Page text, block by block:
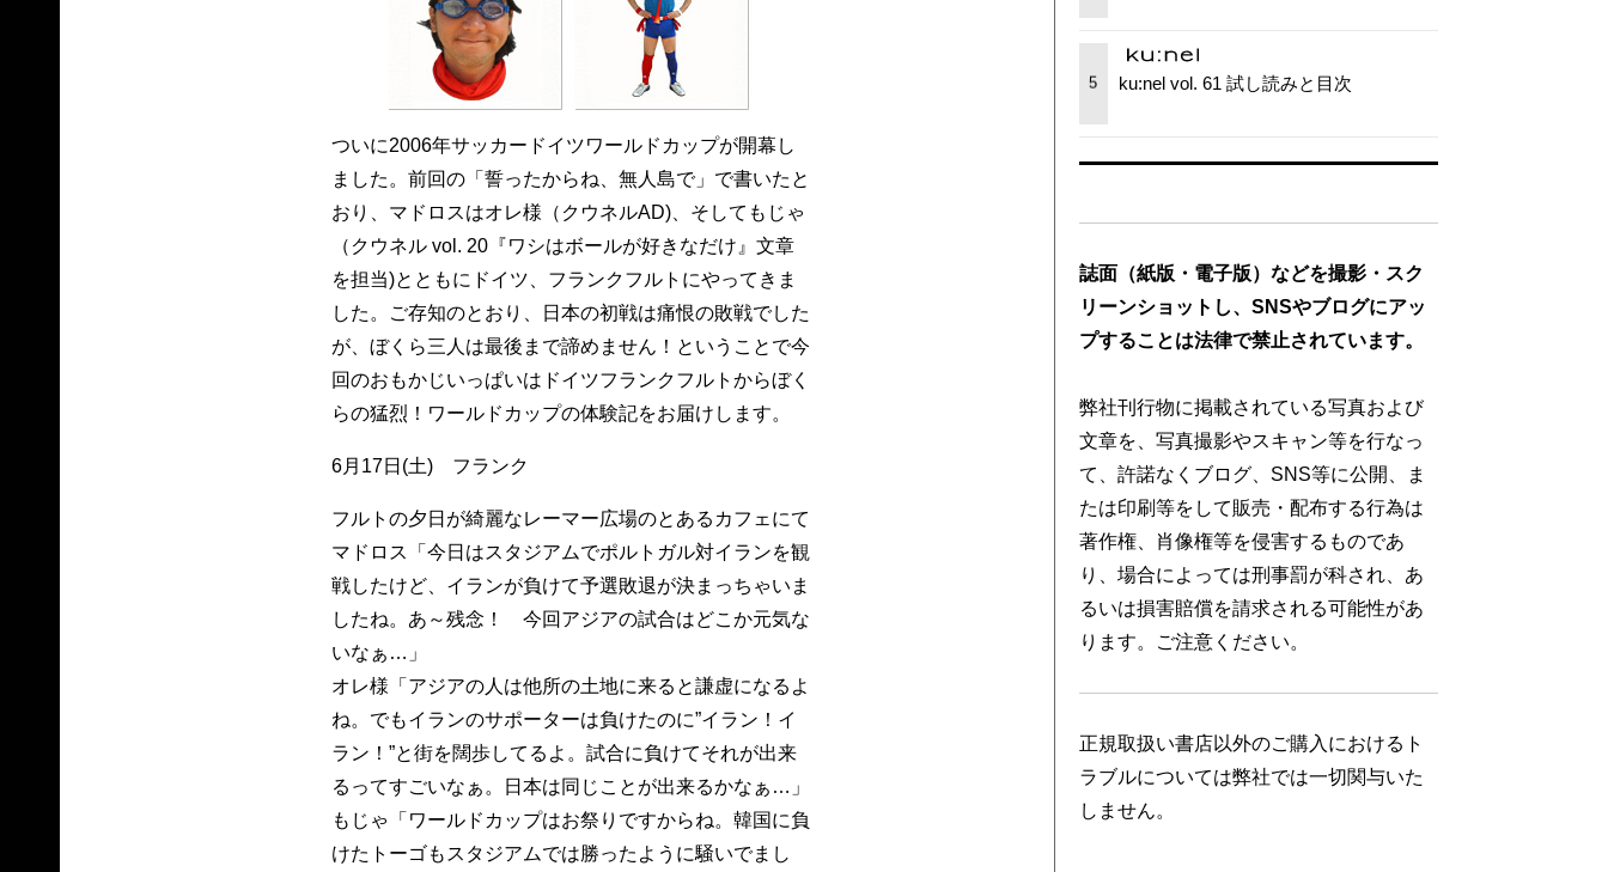
ついに2006年サッカードイツワールドカップが開幕し
ました。前回の「誓ったからね、無人島で」で書いたと
おり、マドロスはオレ様（クウネルAD)、そしてもじゃ
（クウネル vol. 20『ワシはボールが好きなだけ』文章
を担当)とともにドイツ、フランクフルトにやってきま
した。ご存知のとおり、日本の初戦は痛恨の敗戦でした
が、ぼくら三人は最後まで諦めません！ということで今
回のおもかじいっぱいはドイツフランクフルトからぼく
らの猛烈！ワールドカップの体験記をお届けします。
6月17日(土) フランク
フルトの夕日が綺麗なレーマー広場のとあるカフェにて
マドロス「今日はスタジアムでポルトガル対イランを観
戦したけど、イランが負けて予選敗退が決まっちゃいま
したね。あ～残念！ 今回アジアの試合はどこか元気な
いなぁ…」
オレ様「アジアの人は他所の土地に来ると謙虚になるよ
ね。でもイランのサポーターは負けたのに”イラン！イ
ラン！”と街を闊歩してるよ。試合に負けてそれが出来
るってすごいなぁ。日本は同じことが出来るかなぁ…」
もじゃ「ワールドカップはお祭りですからね。韓国に負
けたトーゴもスタジアムでは勝ったように騒いでまし
5 ku:nel vol. 61 試し読みと目次
誌面（紙版・電子版）などを撮影・スク
リーンショットし、SNSやブログにアッ
プすることは法律で禁止されています。
弊社刊行物に掲載されている写真および
文章を、写真撮影やスキャン等を行なっ
て、許諾なくブログ、SNS等に公開、ま
たは印刷等をして販売・配布する行為は
著作権、肖像権等を侵害するものであ
り、場合によっては刑事罰が科され、あ
るいは損害賠償を請求される可能性があ
ります。ご注意ください。
正規取扱い書店以外のご購入におけるト
ラブルについては弊社では一切関与いた
しません。